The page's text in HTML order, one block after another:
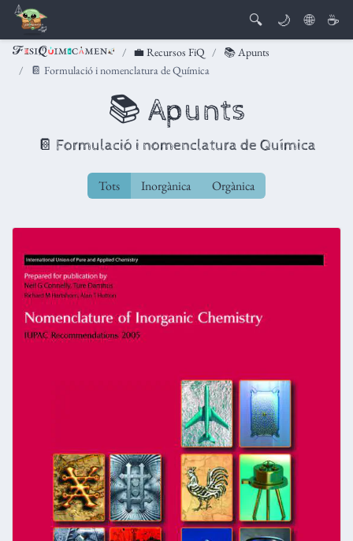
🔍 🌙 🌐 ☕
💼 Recursos FiQ
📚 Apunts
📔 Formulació i nomenclatura de Química
📚 Apunts
📔 Formulació i nomenclatura de Química
Tots Inorgànica Orgànica